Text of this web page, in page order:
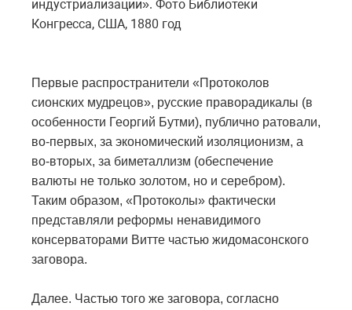
индустриализации». Фото Библиотеки
Конгресса, США, 1880 год
Первые распространители «Протоколов
сионских мудрецов», русские праворадикалы (в
особенности Георгий Бутми), публично ратовали,
во-первых, за экономический изоляционизм, а
во-вторых, за биметаллизм (обеспечение
валюты не только золотом, но и серебром).
Таким образом, «Протоколы» фактически
представляли реформы ненавидимого
консерваторами Витте частью жидомасонского
заговора.
Далее. Частью того же заговора, согласно